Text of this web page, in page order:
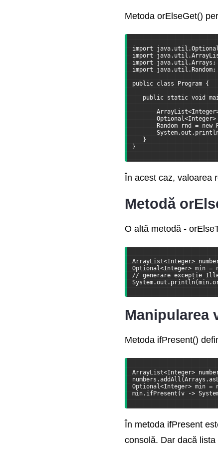
Metoda orElseGet()
import
import
import java.util.Arrays;
import java.util.Random;
public class Program {
public static void
ArrayList<Integer>
Optional<Integer>
Random rnd = new
}
}
În acest caz, valoarea
Metodă
O altă metodă -
ArrayList<Integer>
Optional<Integer> min =
// generare excepție
Manipularea
Metoda ifPresent()
ArrayList<Integer>
Optional<Integer> min =
min.ifPresent(v ->
În metoda ifPresent
consolă. Dar dacă